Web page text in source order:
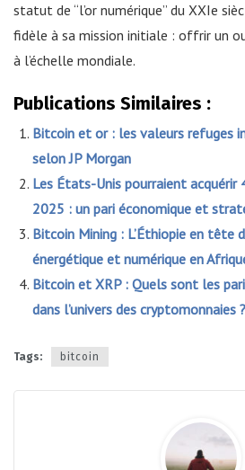
statut de “l’or numérique” du XXIe
fidèle à sa mission initiale : offrir un
à l’échelle mondiale.
Publications Similaires :
Bitcoin et or : les valeurs refuges
selon JP Morgan
Les États-Unis pourraient
2025 : un pari économique et
Bitcoin Mining : L’Éthiopie en tête
énergétique et numérique en
Bitcoin et XRP : Quels sont les
dans l’univers des cryptomonnaies ?
Tags: bitcoin